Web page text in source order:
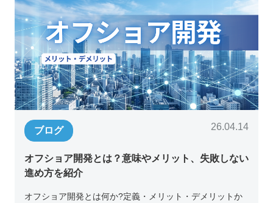
ブログ 26.04.14
オフショア開発とは？意味やメリット、失敗しない
進め方を紹介
オフショア開発とは何か?定義・メリット・デメリットか